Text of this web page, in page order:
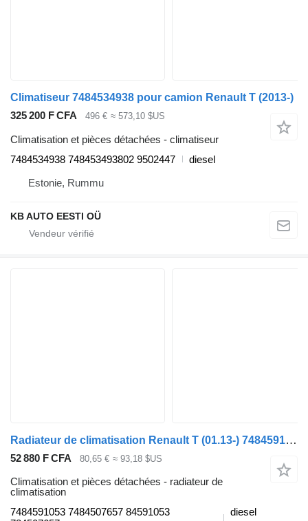
Climatiseur 7484534938 pour camion Renault T (2013-)
325 200 F CFA
496 € ≈ 573,10 $US
Climatisation et pièces détachées - climatiseur
7484534938 748453493802 9502447
diesel
Estonie, Rummu
KB AUTO EESTI OÜ
Radiateur de climatisation Renault T (01.13-) 7484591053 pour tracteur routier Renault T (2013-)
52 880 F CFA 80,65 € ≈ 93,18 $US
Climatisation et pièces détachées - radiateur de
climatisation
7484591053 7484507657 84591053
diesel